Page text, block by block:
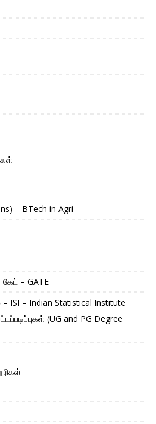
– BTech in Agri
கேட் – GATE
– ISI – Indian Statistical Institute
(UG and PG Degree